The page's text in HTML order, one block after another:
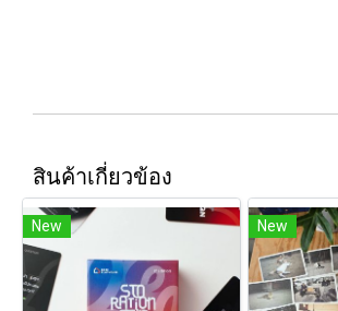
สินค้าเกี่ยวข้อง
New New